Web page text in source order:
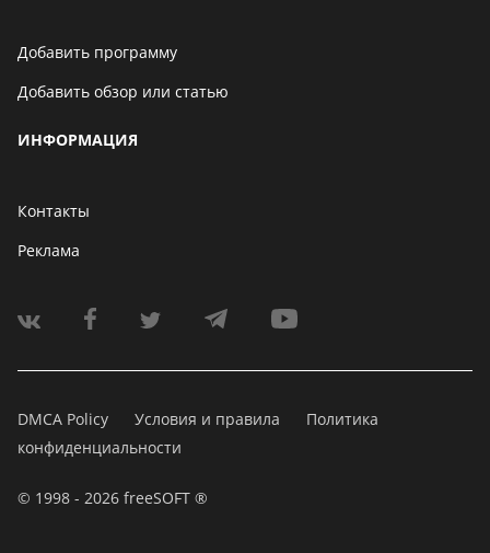
Добавить программу
Добавить обзор или статью
ИНФОРМАЦИЯ
Контакты
Реклама
DMCA Policy Условия и правила
Политика
конфиденциальности
© 1998 - 2026 freeSOFT ®